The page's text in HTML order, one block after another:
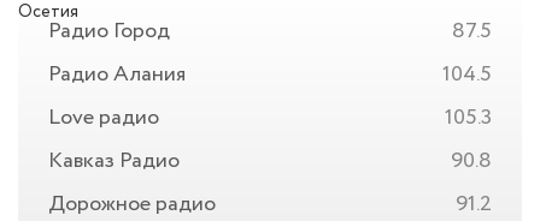
Радио Город
87.5
Радио Алания
104.5
Love радио
105.3
Кавказ Радио
90.8
Дорожное радио
91.2